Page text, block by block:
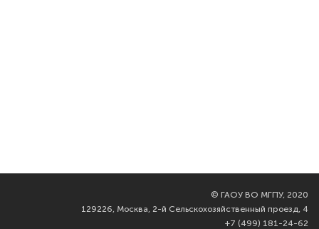
© ГАОУ ВО МГПУ, 2020
129226, Москва, 2-й Сельскохозяйственный проезд, 4
+7 (499) 181-24-62